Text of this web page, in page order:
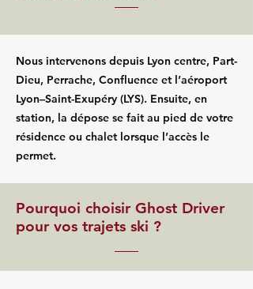
Nous intervenons depuis Lyon centre, Part-
Dieu, Perrache, Confluence et l’aéroport
Lyon–Saint-Exupéry (LYS). Ensuite, en
station, la dépose se fait au pied de votre
résidence ou chalet lorsque l’accès le
permet.
Pourquoi choisir Ghost Driver
pour vos trajets ski ?